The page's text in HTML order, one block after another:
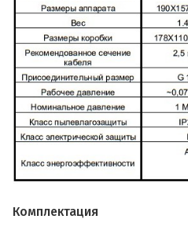
Комплектация